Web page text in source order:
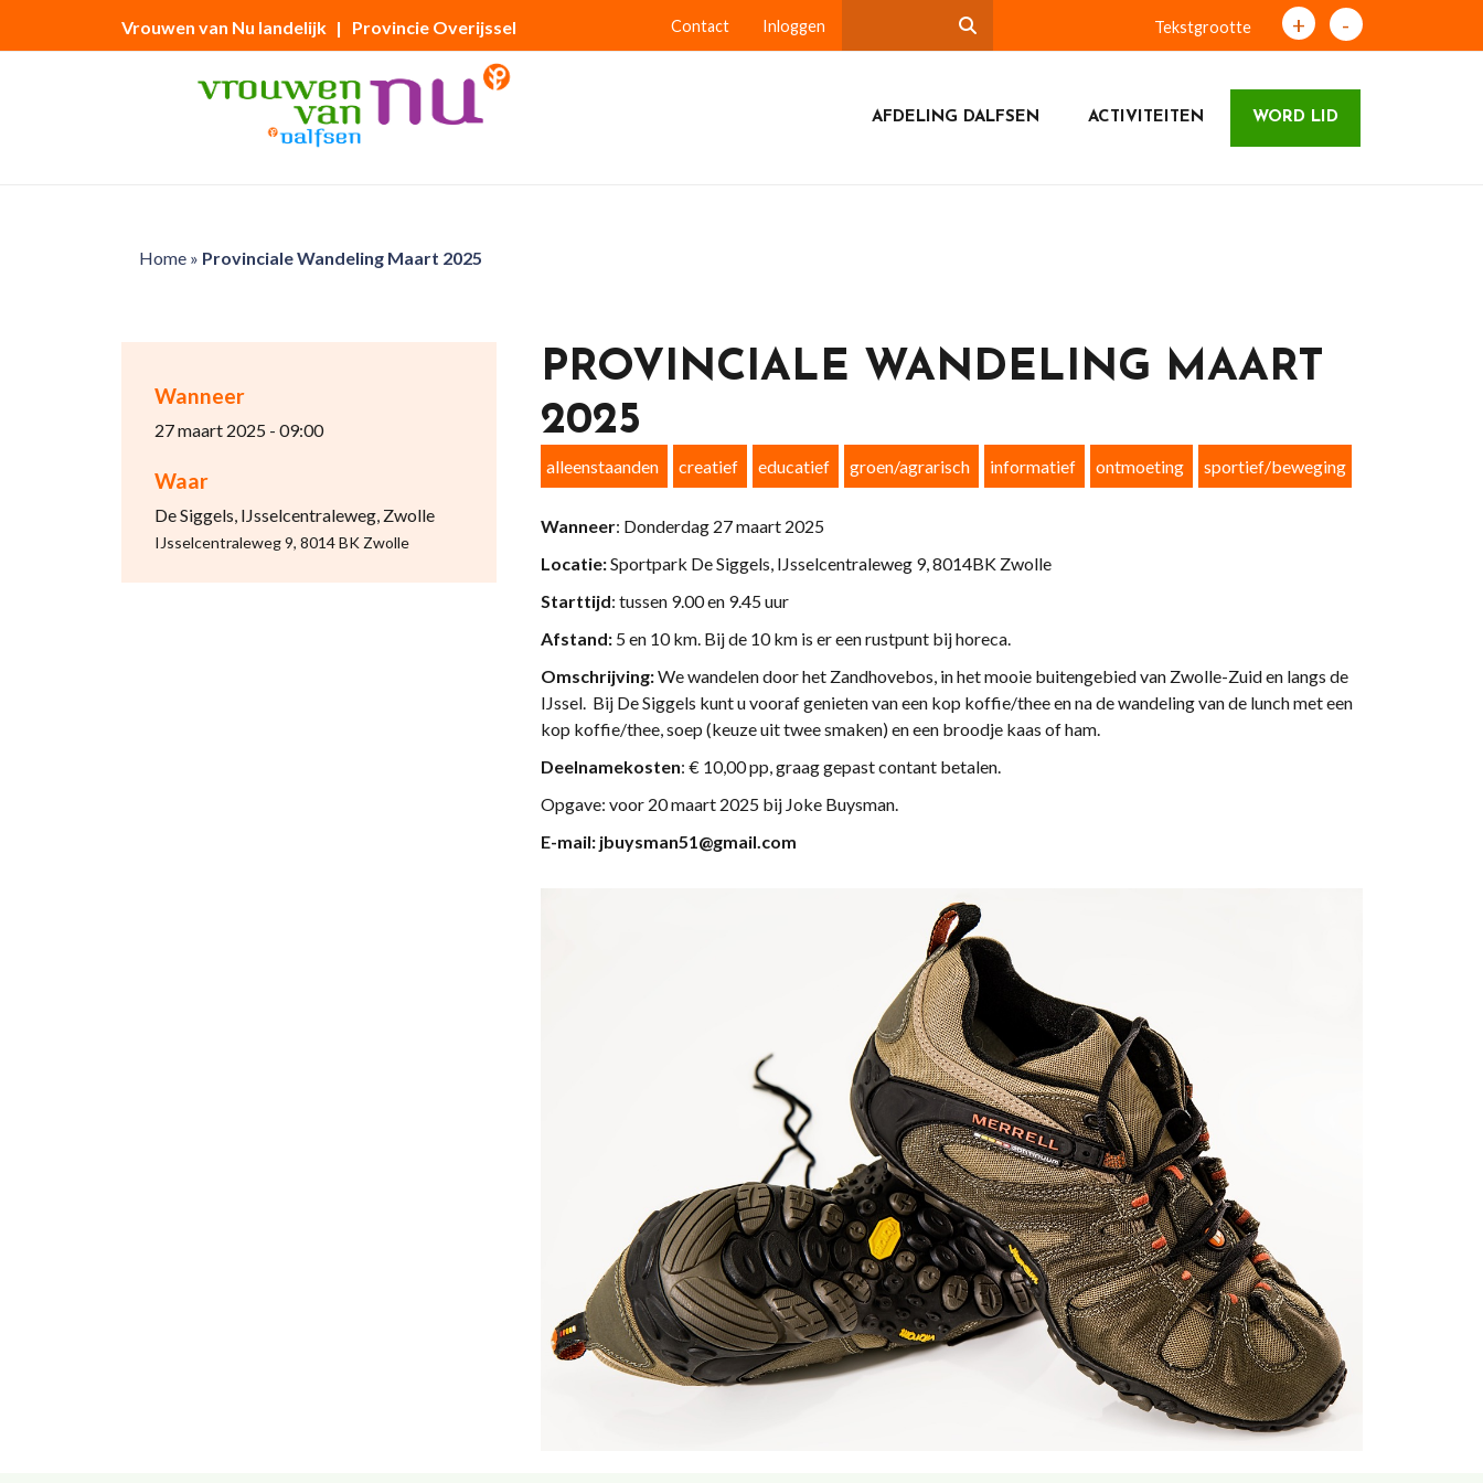
Vrouwen van Nu landelijk | Provincie Overijssel Contact Inloggen Tekstgrootte + -
AFDELING DALFSEN ACTIVITEITEN WORD LID
Home» Provinciale Wandeling Maart 2025
Wanneer
27 maart 2025 - 09:00
Waar
De Siggels, IJsselcentraleweg, Zwolle
IJsselcentraleweg 9, 8014 BK Zwolle
PROVINCIALE WANDELING MAART
2025
alleenstaanden creatief educatief groen/agrarisch informatief ontmoeting sportief/beweging
Wanneer: Donderdag 27 maart 2025
Locatie:Sportpark De Siggels, IJsselcentraleweg 9, 8014BK Zwolle
Starttijd: tussen 9.00 en 9.45 uur
Afstand:5 en 10 km. Bij de 10 km is er een rustpunt bij horeca.
Omschrijving:We wandelen door het Zandhovebos, in het mooie buitengebied van Zwolle-Zuid en langs de
IJssel. Bij De Siggels kunt u vooraf genieten van een kop koffie/thee en na de wandeling van de lunch met een
kop koffie/thee, soep (keuze uit twee smaken) en een broodje kaas of ham.
Deelnamekosten: € 10,00 pp, graag gepast contant betalen.
Opgave: voor 20 maart 2025 bij Joke Buysman.
E-mail: jbuysman51@gmail.com